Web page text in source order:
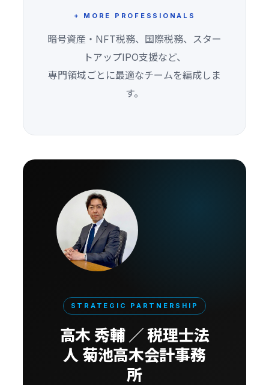
+ MORE PROFESSIONALS
暗号資産・NFT税務、国際税務、スター
トアップIPO支援など、
専門領域ごとに最適なチームを編成しま
す。
STRATEGIC PARTNERSHIP
高木 秀輔 ／ 税理士法
人 菊池高木会計事務
所